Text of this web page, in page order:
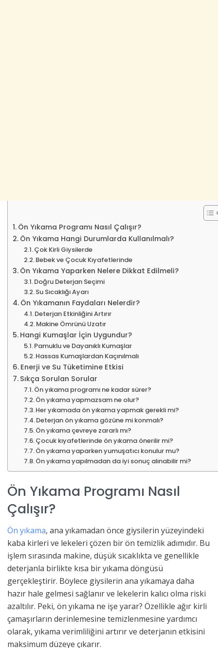
Ön Yıkama Programı Nasıl Çalışır?
Ön Yıkama Hangi Durumlarda Kullanılmalı?
Çok Kirli Giysilerde
Bebek ve Çocuk Kıyafetlerinde
Ön Yıkama Yaparken Nelere Dikkat Edilmeli?
Doğru Deterjan Seçimi
Su Sıcaklığı Ayarı
Ön Yıkamanın Faydaları Nelerdir?
Deterjan Etkinliğini Artırır
Makine Ömrünü Uzatır
Hangi Kumaşlar İçin Uygundur?
Pamuklu ve Dayanıklı Kumaşlar
Hassas Kumaşlardan Kaçınılmalı
Enerji ve Su Tüketimine Etkisi
Sıkça Sorulan Sorular
Ön yıkama programı ne kadar sürer?
Ön yıkama yapmazsam ne olur?
Her yıkamada ön yıkama yapmak gerekli mi?
Deterjan ön yıkama gözüne mi konmalı?
Ön yıkama çevreye zararlı mı?
Çocuk kıyafetlerinde ön yıkama önerilir mi?
Ön yıkama yaparken yumuşatıcı konulur mu?
Ön yıkama yapılmadan da iyi sonuç alınabilir mi?
Ön Yıkama Programı Nasıl
Çalışır?
Ön yıkama, ana yıkamadan önce giysilerin yüzeyindeki
kaba kirleri ve lekeleri çözen bir ön temizlik adımıdır. Bu
işlem sırasında makine, düşük sıcaklıkta ve genellikle
deterjanla birlikte kısa bir yıkama döngüsü
gerçekleştirir. Böylece giysilerin ana yıkamaya daha
hazır hale gelmesi sağlanır ve lekelerin kalıcı olma riski
azaltılır. Peki, ön yıkama ne işe yarar? Özellikle ağır kirli
çamaşırların derinlemesine temizlenmesine yardımcı
olarak, yıkama verimliliğini artırır ve deterjanın etkisini
maksimum düzeye çıkarır.